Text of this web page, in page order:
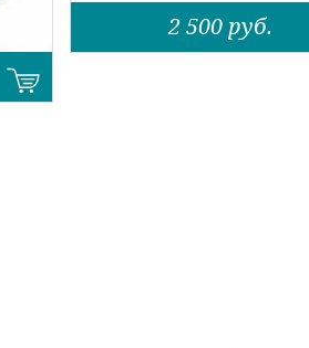
2 500 руб.